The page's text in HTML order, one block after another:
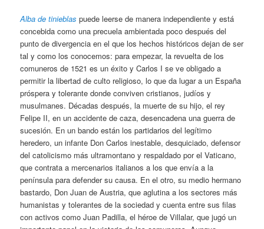
Alba de tinieblas puede leerse de manera independiente y está
concebida como una precuela ambientada poco después del
punto de divergencia en el que los hechos históricos dejan de ser
tal y como los conocemos: para empezar, la revuelta de los
comuneros de 1521 es un éxito y Carlos I se ve obligado a
permitir la libertad de culto religioso, lo que da lugar a un España
próspera y tolerante donde conviven cristianos, judíos y
musulmanes. Décadas después, la muerte de su hijo, el rey
Felipe II, en un accidente de caza, desencadena una guerra de
sucesión. En un bando están los partidarios del legítimo
heredero, un infante Don Carlos inestable, desquiciado, defensor
del catolicismo más ultramontano y respaldado por el Vaticano,
que contrata a mercenarios italianos a los que envía a la
península para defender su causa. En el otro, su medio hermano
bastardo, Don Juan de Austria, que aglutina a los sectores más
humanistas y tolerantes de la sociedad y cuenta entre sus filas
con activos como Juan Padilla, el héroe de Villalar, que jugó un